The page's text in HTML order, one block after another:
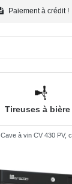
Paiement à crédit !
Tireuses à bière
Cave à vin CV 430 PV,